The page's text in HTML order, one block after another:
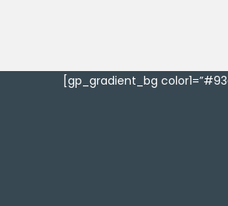
[gp_gradient_bg